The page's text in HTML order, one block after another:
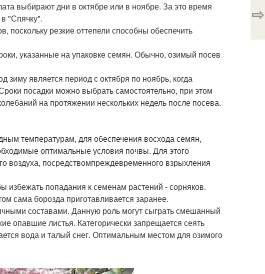
выбирают дни в октябре или в ноябре. За это время
"Спячку".
резкие оттепели способны обеспечить
указанные на упаковке семян. Обычно, озимый посев
является период с октября по ноябрь, когда
посадки можно выбрать самостоятельно, при этом
на протяжении нескольких недель после посева.
температурам, для обеспечения восхода семян,
оптимальные условия почвы. Для этого
воздуха, посредствомпреждевременного взрыхления
избежать попадания к семенам растений - сорняков.
сама борозда приготавливается заранее.
составами. Данную роль могут сыграть смешанный
опавшие листья. Категорически запрещается сеять
вода и талый снег. Оптимальным местом для озимого
⇨